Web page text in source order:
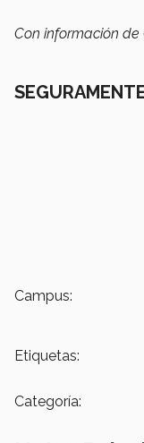
Con información de
Campus:
Etiquetas:
Categoría: